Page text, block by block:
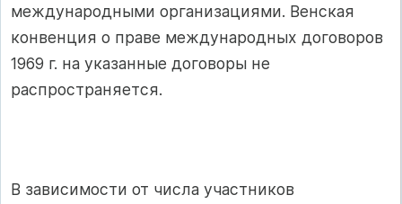
международными организациями. Венская
конвенция о праве международных договоров
1969 г. на указанные договоры не
распространяется.
В зависимости от числа участников